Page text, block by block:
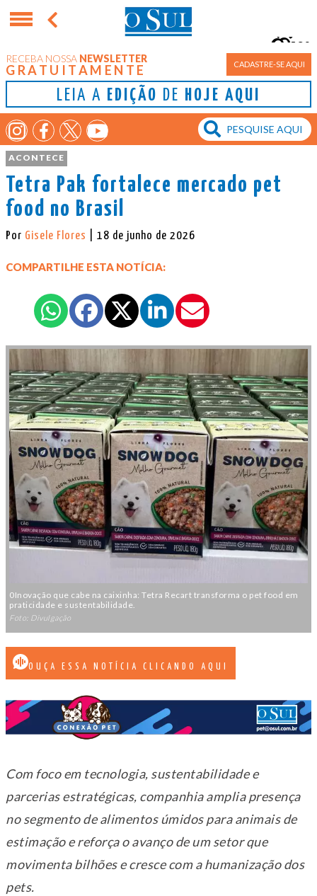
RECEBA NOSSA NEWSLETTER
GRATUITAMENTE CADASTRE-SE AQUI
LEIA A EDIÇÃO DE HOJE AQUI
Porto Alegre
9°
ACONTECE
Tetra Pak fortalece mercado pet
food no Brasil
Por Gisele Flores | 18 de junho de 2026
COMPARTILHE ESTA NOTÍCIA:
0Inovação que cabe na caixinha: Tetra Recart transforma o pet food em
praticidade e sustentabilidade.
Foto: Divulgação
OUÇA ESSA NOTÍCIA CLICANDO AQUI
Com foco em tecnologia, sustentabilidade e
parcerias estratégicas, companhia amplia presença
no segmento de alimentos úmidos para animais de
estimação e reforça o avanço de um setor que
movimenta bilhões e cresce com a humanização dos
pets.